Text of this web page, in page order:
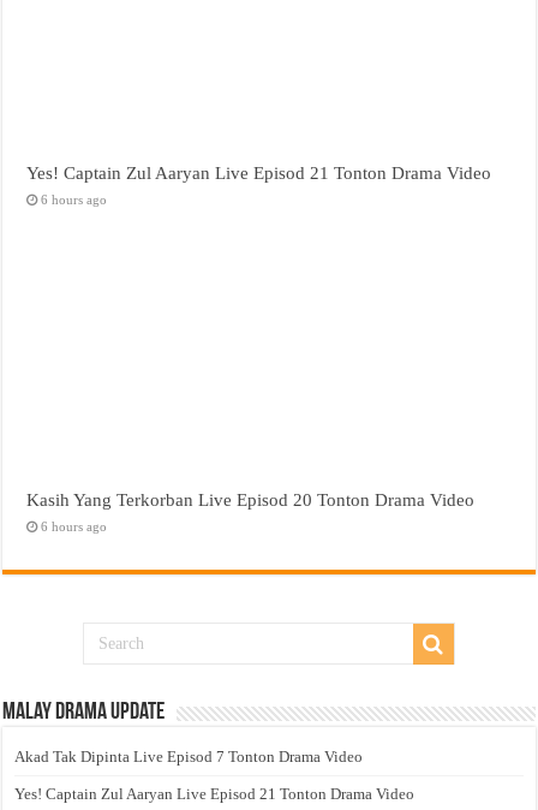
Yes! Captain Zul Aaryan Live Episod 21 Tonton Drama Video
6 hours ago
Kasih Yang Terkorban Live Episod 20 Tonton Drama Video
6 hours ago
Malay Drama Update
Akad Tak Dipinta Live Episod 7 Tonton Drama Video
Yes! Captain Zul Aaryan Live Episod 21 Tonton Drama Video